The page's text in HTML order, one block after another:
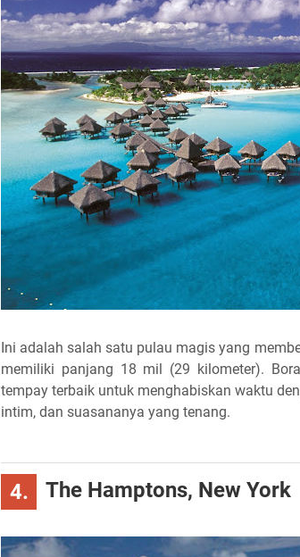
Ini adalah salah satu pulau magis yang
memiliki panjang 18 mil (29 kilometer).
tempay terbaik untuk menghabiskan waktu
intim, dan suasananya yang tenang.
4. The Hamptons, New York